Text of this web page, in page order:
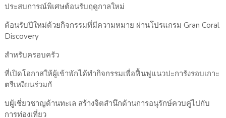
ประสบการณ์พิเศษต้อนรับฤดูกาลใหม่
ต้อนรับปีใหม่ด้วยกิจกรรมที่มีความหมาย ผ่านโปรแกรม Gran Coral
Discovery
สำหรับครอบครัว
ที่เปิดโอกาสให้ผู้เข้าพักได้ทำกิจกรรมเพื่อฟื้นฟูแนวปะการังรอบเกาะ
ตรีเหงียนร่วมกั
บผู้เชี่ยวชาญด้านทะเล สร้างจิตสำนึกด้านการอนุรักษ์ควบคู่ไปกับ
การท่องเที่ยว